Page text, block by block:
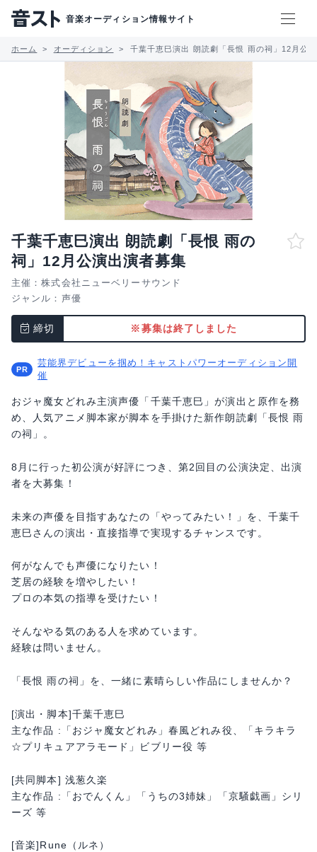
音楽オーディション情報サイト
ホーム オーディション 千葉千恵巳演出 朗読劇「長恨 雨の祠」12月公
千葉千恵巳演出 朗読劇「長恨 雨の
祠」12月公演出演者募集
主催：株式会社ニューベリーサウンド
ジャンル： 声優
締切 ※募集は終了しました
芸能界デビューを掴め！キャストパワーオーディション開
催
おジャ魔女どれみ主演声優「千葉千恵巳」が演出と原作を務
め、人気アニメ脚本家が脚本を手掛けた新作朗読劇「長恨 雨
の祠」。
8月に行った初公演が好評につき、第2回目の公演決定、出演
者を大募集！
未来の声優を目指すあなたの「やってみたい！」を、千葉千
恵巳さんの演出・直接指導で実現するチャンスです。
何がなんでも声優になりたい！
芝居の経験を増やしたい！
プロの本気の指導を受けたい！
そんなやる気のある人を求めています。
経験は問いません。
「長恨 雨の祠」を、一緒に素晴らしい作品にしませんか？
[演出・脚本]千葉千恵巳
主な作品 :「おジャ魔女どれみ」春風どれみ役、「キラキラ
☆プリキュアアラモード」ビブリー役 等
[共同脚本] 浅葱久楽
主な作品 :「おでんくん」「うちの3姉妹」「京騒戯画」シリ
ーズ 等
[音楽]Rune（ルネ）